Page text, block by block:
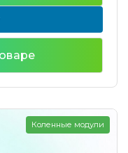
Коленные модули